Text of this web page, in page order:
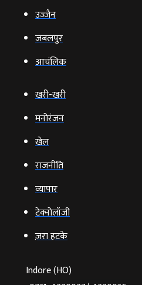
उज्‍जैन
जबलपुर
आचंलिक
खरी-खरी
मनोरंजन
खेल
राजनीति
व्‍यापार
टेक्‍नोलॉजी
ज़रा हटके
Indore (HO)